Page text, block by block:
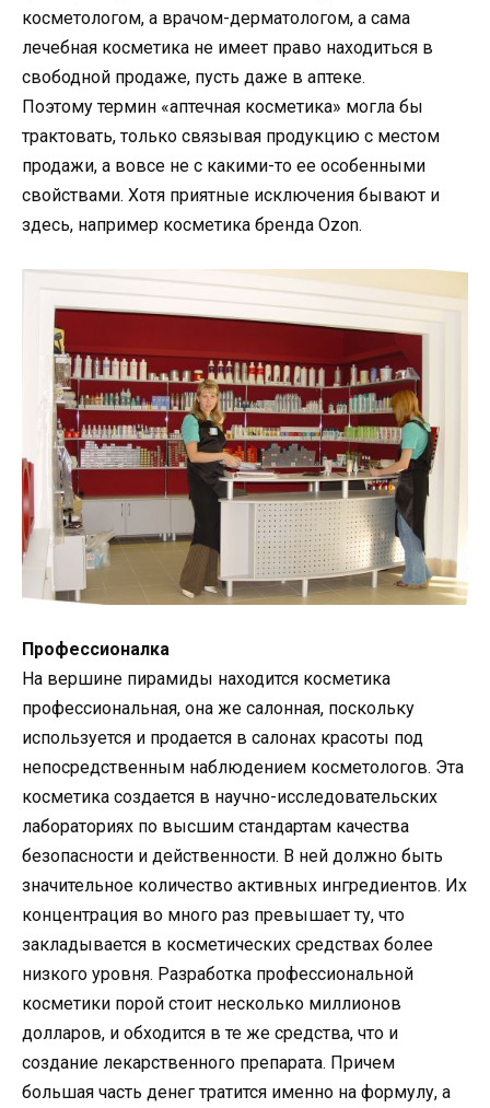
косметологом, а врачом-дерматологом, а сама
лечебная косметика не имеет право находиться в
свободной продаже, пусть даже в аптеке.
Поэтому термин «аптечная косметика» могла бы
трактовать, только связывая продукцию с местом
продажи, а вовсе не с какими-то ее особенными
свойствами. Хотя приятные исключения бывают и
здесь, например косметика бренда Ozon.
Профессионалка
На вершине пирамиды находится косметика
профессиональная, она же салонная, поскольку
используется и продается в салонах красоты под
непосредственным наблюдением косметологов. Эта
косметика создается в научно-исследовательских
лабораториях по высшим стандартам качества
безопасности и действенности. В ней должно быть
значительное количество активных ингредиентов. Их
концентрация во много раз превышает ту, что
закладывается в косметических средствах более
низкого уровня. Разработка профессиональной
косметики порой стоит несколько миллионов
долларов, и обходится в те же средства, что и
создание лекарственного препарата. Причем
большая часть денег тратится именно на формулу, а